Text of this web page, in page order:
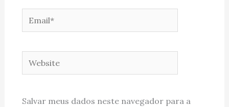
Email*
Website
Salvar meus dados neste navegador para a